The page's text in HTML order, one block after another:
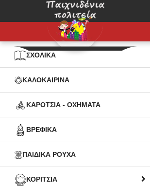
ΣΧΟΛΙΚΑ
ΚΑΛΟΚΑΙΡΙΝΑ
ΚΑΡΟΤΣΙΑ - ΟΧΗΜΑΤΑ
ΒΡΕΦΙΚΑ
ΠΑΙΔΙΚΑ ΡΟΥΧΑ
ΚΟΡΙΤΣΙΑ